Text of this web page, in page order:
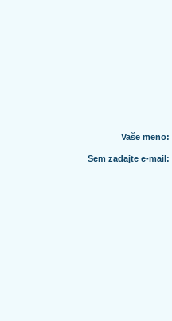
Vaše meno:
Sem zadajte e-mail: